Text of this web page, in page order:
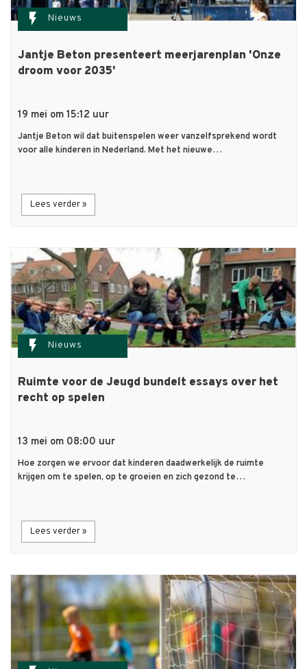
flash_on Nieuws
Jantje Beton presenteert meerjarenplan 'Onze
droom voor 2035'
19 mei om 15:12 uur
Jantje Beton wil dat buitenspelen weer vanzelfsprekend wordt
voor alle kinderen in Nederland. Met het nieuwe…
Lees verder »
flash_on Nieuws
Ruimte voor de Jeugd bundelt essays over het
recht op spelen
13 mei om 08:00 uur
Hoe zorgen we ervoor dat kinderen daadwerkelijk de ruimte
krijgen om te spelen, op te groeien en zich gezond te…
Lees verder »